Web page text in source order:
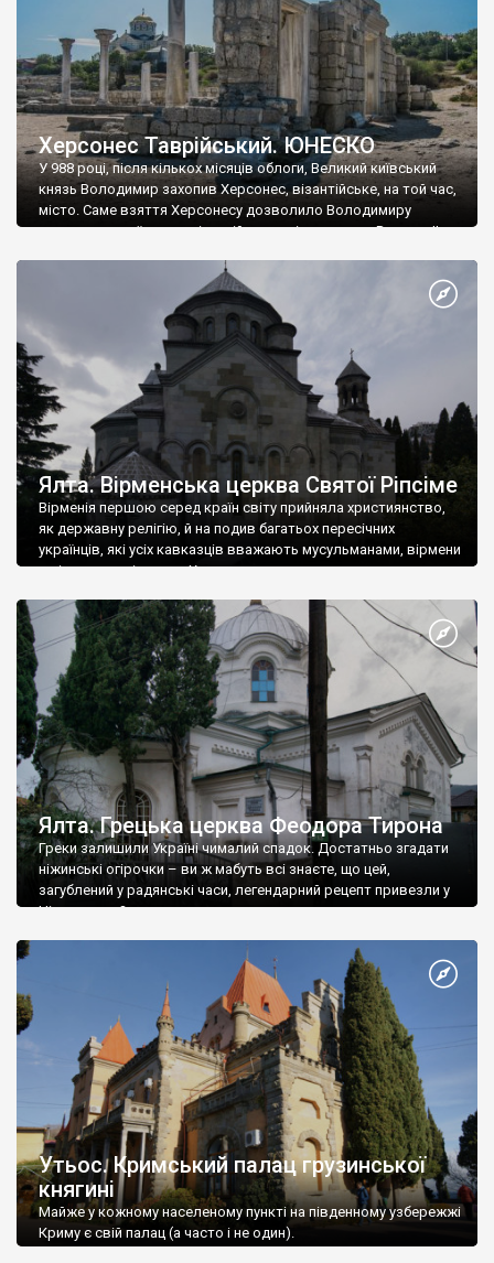
Херсонес Таврійський. ЮНЕСКО
У 988 році, після кількох місяців облоги, Великий київський
князь Володимир захопив Херсонес, візантійське, на той час,
місто. Саме взяття Херсонесу дозволило Володимиру
диктувати свої умови візантійському імператору Василю ІІ, та
Херсонесі Володимир-язичник, став Василем-християнином.
А потім було Хрещення Русі. На честь Херсонесу Таврійського
Ялта. Вірменська церква Святої Ріпсіме
Вірменія першою серед країн світу прийняла християнство,
як державну релігію, й на подив багатьох пересічних
українців, які усіх кавказців вважають мусульманами, вірмени
є відданими вірянами Христа
Ялта. Грецька церква Феодора Тирона
Греки залишили Україні чималий спадок. Достатньо згадати
ніжинські огірочки – ви ж мабуть всі знаєте, що цей,
загублений у радянські часи, легендарний рецепт привезли у
Ніжин греки?
Утьос. Кримський палац грузинської
княгині
Майже у кожному населеному пункті на південному узбережжі
Криму є свій палац (а часто і не один).